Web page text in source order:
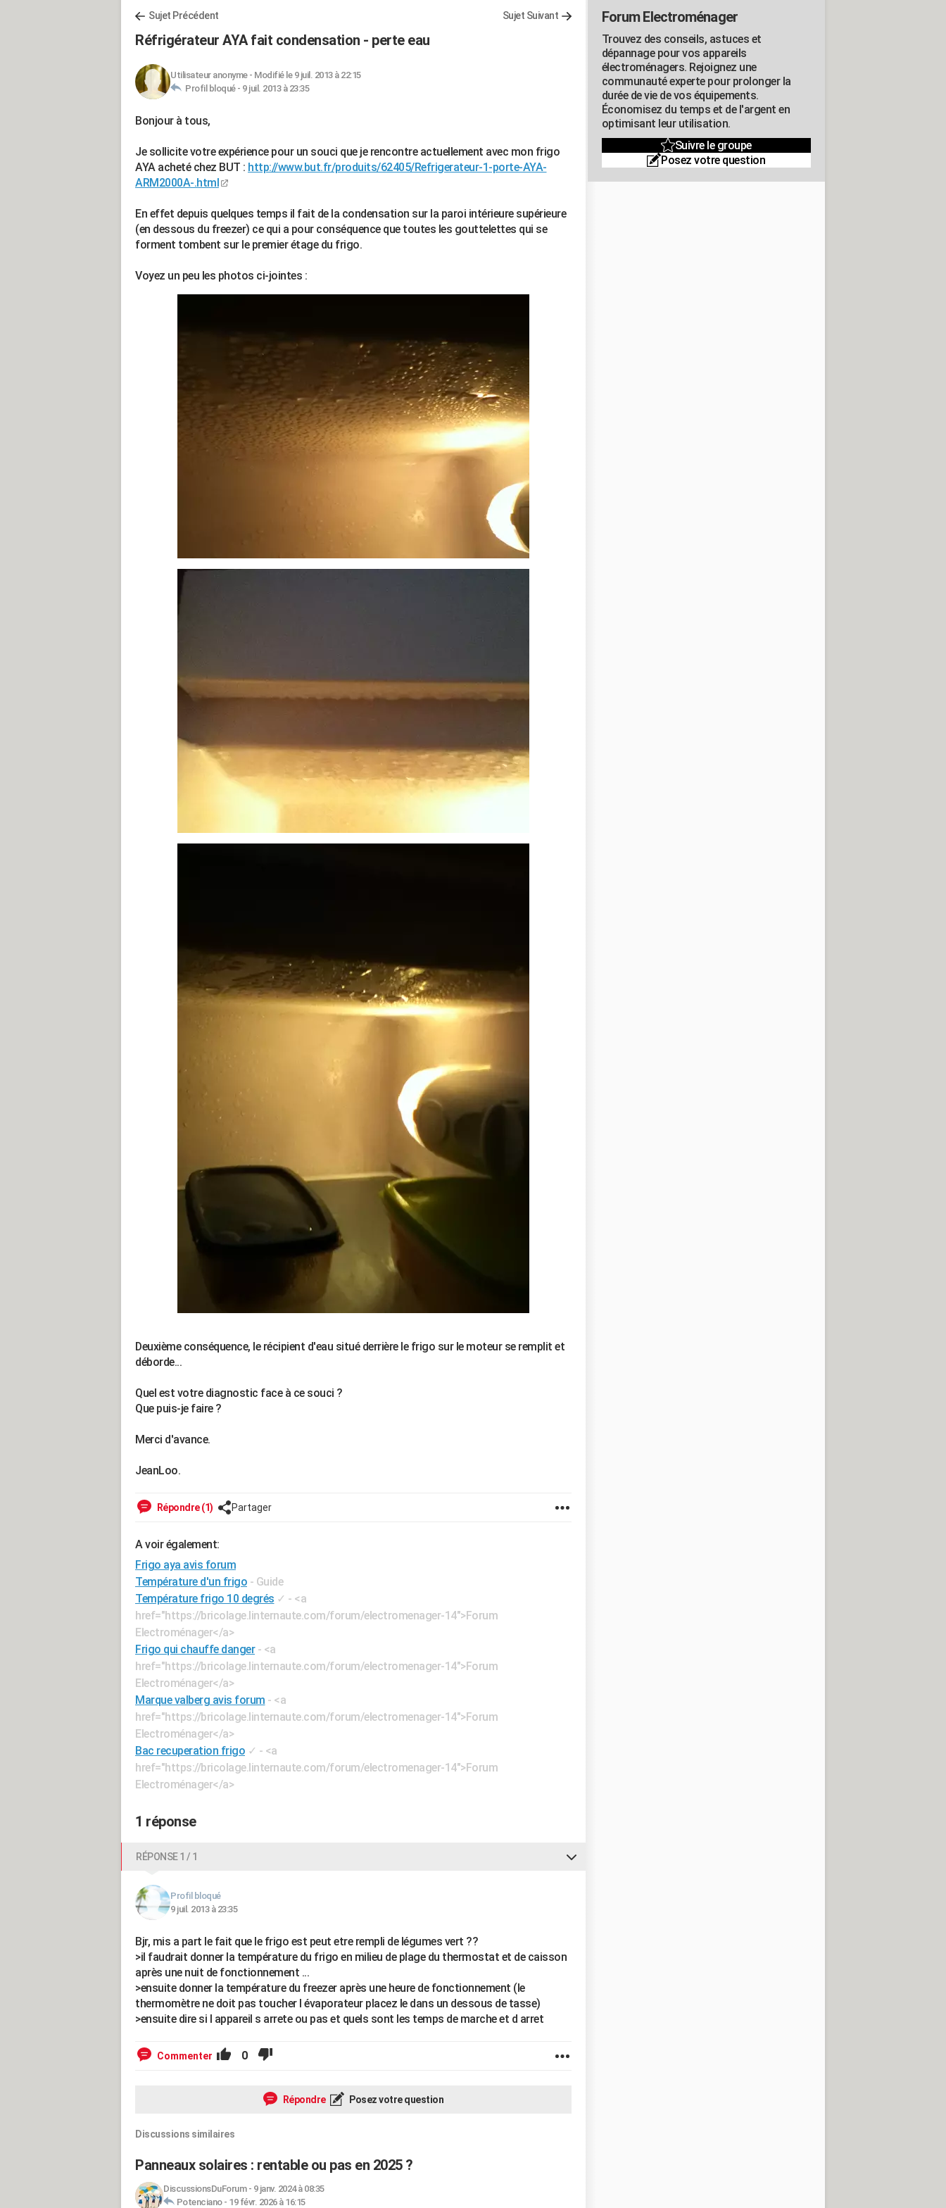
Sujet Précédent Sujet Suivant
Réfrigérateur AYA fait condensation - perte eau
Utilisateur anonyme- Modifié le 9 juil. 2013 à 22:15
Profil bloqué - 9 juil. 2013 à 23:35
Bonjour à tous,
Je sollicite votre expérience pour un souci que je rencontre actuellement avec mon frigo
AYA acheté chez BUT : http://www.but.fr/produits/62405/Refrigerateur-1-porte-AYA-
ARM2000A-.html
En effet depuis quelques temps il fait de la condensation sur la paroi intérieure supérieure
(en dessous du freezer) ce qui a pour conséquence que toutes les gouttelettes qui se
forment tombent sur le premier étage du frigo.
Voyez un peu les photos ci-jointes :
Deuxième conséquence, le récipient d'eau situé derrière le frigo sur le moteur se remplit et
déborde...
Quel est votre diagnostic face à ce souci ?
Que puis-je faire ?
Merci d'avance.
JeanLoo.
Répondre (1) Partager
A voir également:
Frigo aya avis forum
Température d'un frigo - Guide
Température frigo 10 degrés ✓ - <a
href="https://bricolage.linternaute.com/forum/electromenager-14">Forum
Electroménager</a>
Frigo qui chauffe danger - <a
href="https://bricolage.linternaute.com/forum/electromenager-14">Forum
Electroménager</a>
Marque valberg avis forum - <a
href="https://bricolage.linternaute.com/forum/electromenager-14">Forum
Electroménager</a>
Bac recuperation frigo ✓ - <a
href="https://bricolage.linternaute.com/forum/electromenager-14">Forum
Electroménager</a>
1 réponse
RÉPONSE 1 / 1
Profil bloqué
9 juil. 2013 à 23:35
Bjr, mis a part le fait que le frigo est peut etre rempli de légumes vert ??
>il faudrait donner la température du frigo en milieu de plage du thermostat et de caisson
après une nuit de fonctionnement ...
>ensuite donner la température du freezer après une heure de fonctionnement (le
thermomètre ne doit pas toucher l évaporateur placez le dans un dessous de tasse)
>ensuite dire si l appareil s arrete ou pas et quels sont les temps de marche et d arret
Commenter 0
Répondre Posez votre question
Discussions similaires
Panneaux solaires : rentable ou pas en 2025 ?
DiscussionsDuForum- 9 janv. 2024 à 08:35
Potenciano- 19 févr. 2026 à 16:15
Forum Electroménager
Trouvez des conseils, astuces et
dépannage pour vos appareils
électroménagers. Rejoignez une
communauté experte pour prolonger la
durée de vie de vos équipements.
Économisez du temps et de l'argent en
optimisant leur utilisation.
Suivre le groupe
Posez votre question